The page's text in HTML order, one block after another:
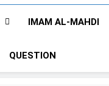
IMAM AL-MAHDI
QUESTION